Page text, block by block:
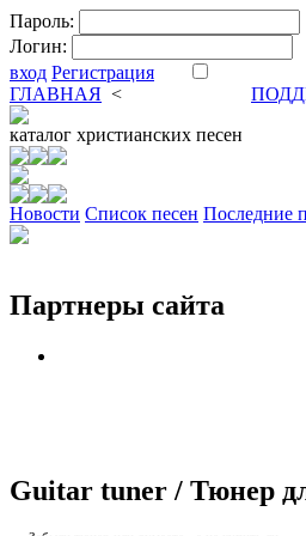
Пароль:
Логин:
вход Регистрация
ГЛАВНАЯ <
каталог христианских песен
Новости Cписок песен Последние
Партнеры сайта
Guitar tuner / Тюнер